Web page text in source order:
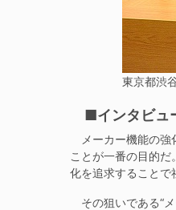
東京都渋
■インタビュ
メーカー機能の強
ことが一番の目的
化を追求することで
その狙いである“